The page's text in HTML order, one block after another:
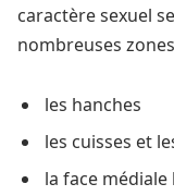
caractère sexuel
nombreuses
les hanches
les cuisses et
la face médiale